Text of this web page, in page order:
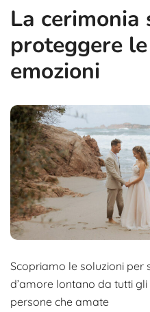
La cerimonia
proteggere
emozioni
Scopriamo le soluzioni
d’amore lontano da tutti
persone che amate